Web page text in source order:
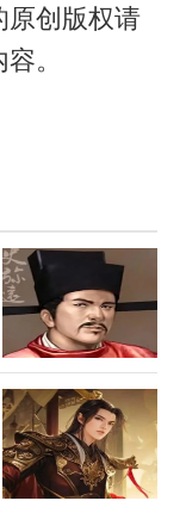
原创版权请
。